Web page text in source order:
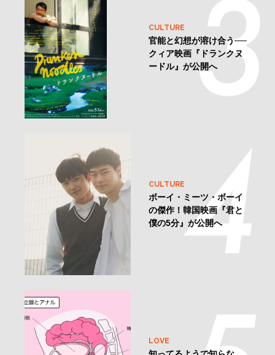
CULTURE
官能と幻想が溶け合う──
クィア映画『ドランクヌ
ードル』が公開へ
CULTURE
ボーイ・ミーツ・ボーイ
の傑作！韓国映画『君と
僕の5分』が公開へ
LOVE